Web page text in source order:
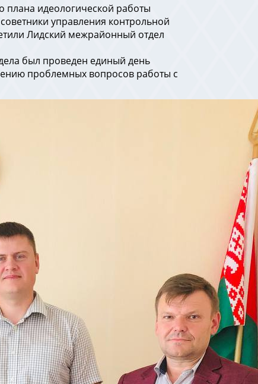
плана идеологической работы
управления контрольной
Лидский межрайонный отдел
был проведен единый день
проблемных вопросов работы с